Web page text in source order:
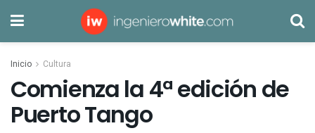
Inicio Cultura
Comienza la 4ª edición de
Puerto Tango